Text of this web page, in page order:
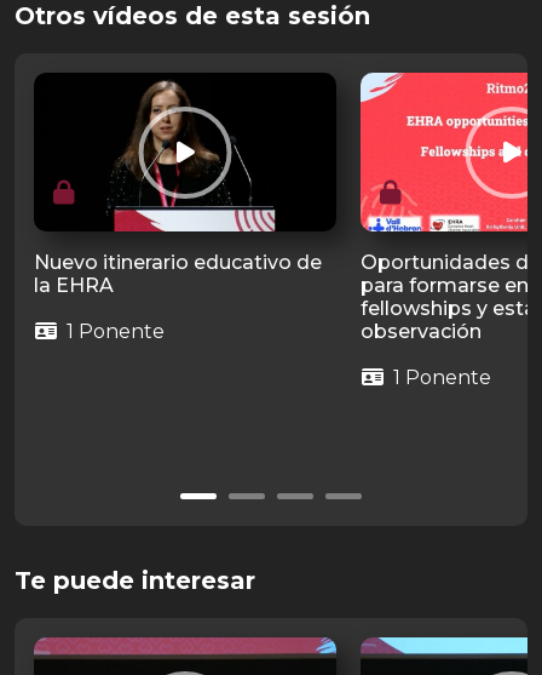
Otros vídeos de esta sesión
Nuevo itinerario educativo de
la EHRA
1 Ponente
Oportunidades de
para formarse en
fellowships y
observación
1 Ponente
Te puede interesar